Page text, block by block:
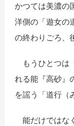
かつては美濃の
洋側の「遊女の
の終わりごろ、
もうひとつは
れる能『高砂』
を謡う「道行（
能だけではな